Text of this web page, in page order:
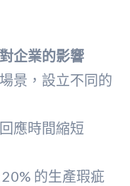
企業的影響
景，設立不同的
應時間縮短
20% 的生產瑕疵